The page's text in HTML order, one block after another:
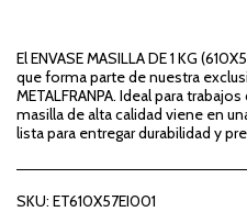
El ENVASE MASILLA DE 1 KG
que forma parte de nuestra
METALFRANPA. Ideal para
masilla de alta calidad viene en
lista para entregar durabilidad y
SKU: ET610X57EI001